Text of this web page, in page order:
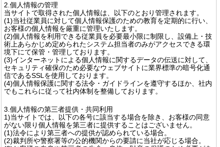
2.個人情報の管理
当サイトで取得された個人情報は、以下のとおり管理されます。
(1)当社従業員に対して個人情報保護のための教育を定期的に行い、
お客様の個人情報を厳重に管理いたします。
(2)個人情報を利用できる従業員を必要最小限に制限し、設備上・技
術上あらかじめ定められたシステム担当者のみがアクセスできる環
境下にて保管・管理しております。
(3)インターネットによる個人情報に関するデータの伝送に対して、
セキュリティ確保のため必要なウェブサイトに業界標準の暗号化通
信であるSSLを使用しております。
(4)個人情報保護に関する法令・ガイドラインを遵守するほか、社内
でもこれらに従って社内体制を整備しております。
3.個人情報の第三者提供・共同利用
1)当サイトでは、以下の各号に該当する場合を除き、お客様の同意
がない限り個人情報を第三者に提供することはございません。
(1)法令により第三者への提供が認められている場合。
(2)裁判所や警察署等の公的機関からの要請に当社が応じる場合。